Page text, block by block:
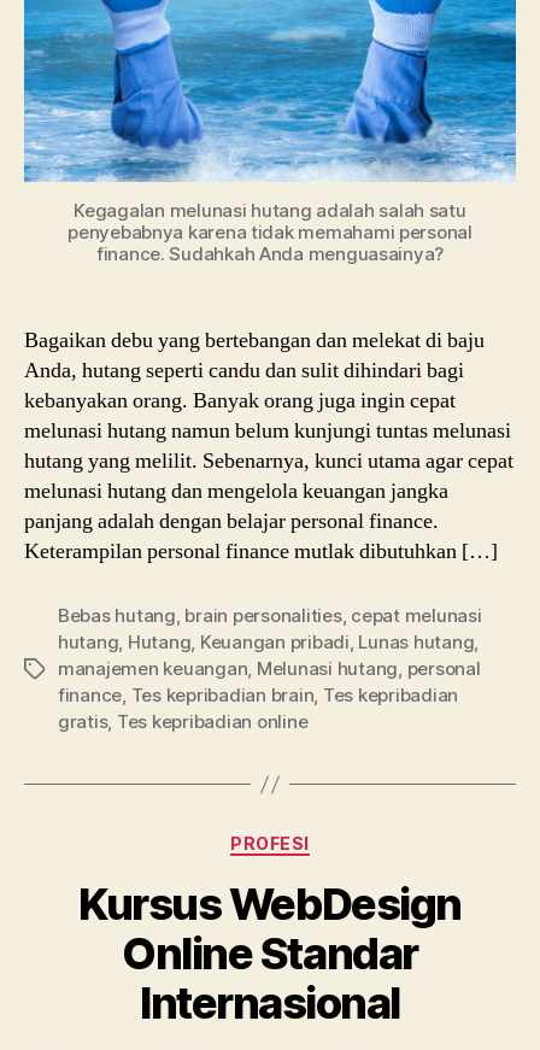
Kegagalan melunasi hutang adalah salah satu
penyebabnya karena tidak memahami personal
finance. Sudahkah Anda menguasainya?
Bagaikan debu yang bertebangan dan melekat di baju
Anda, hutang seperti candu dan sulit dihindari bagi
kebanyakan orang. Banyak orang juga ingin cepat
melunasi hutang namun belum kunjungi tuntas melunasi
hutang yang melilit. Sebenarnya, kunci utama agar cepat
melunasi hutang dan mengelola keuangan jangka
panjang adalah dengan belajar personal finance.
Keterampilan personal finance mutlak dibutuhkan […]
Tags
Bebas hutang, brain personalities, cepat melunasi
hutang, Hutang, Keuangan pribadi, Lunas hutang,
manajemen keuangan, Melunasi hutang, personal
finance, Tes kepribadian brain, Tes kepribadian
gratis, Tes kepribadian online
Categories
PROFESI
Kursus WebDesign
Online Standar
Internasional